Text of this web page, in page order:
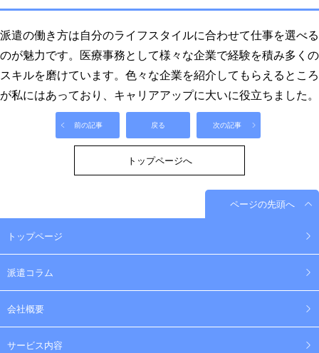
派遣の働き方は自分のライフスタイルに合わせて仕事を選べる
のが魅力です。医療事務として様々な企業で経験を積み多くの
スキルを磨けています。色々な企業を紹介してもらえるところ
が私にはあっており、キャリアアップに大いに役立ちました。
前の記事 戻る 次の記事
トップページへ
ページの先頭へ
トップページ
派遣コラム
会社概要
サービス内容